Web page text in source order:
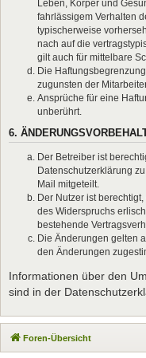
Leben, Körper und
fahrlässigem Verhalten
typischerweise
nach auf die
gilt auch für mittelbare
Die
zugunsten der
Ansprüche für eine
unberührt.
6.
Der Betreiber ist
Datenschutzerklärung
Mail mitgeteilt.
Der Nutzer ist
des Widerspruchs
bestehende
Die Änderungen gelten
den Änderungen
Informationen über den
sind in der
Foren-Übersicht